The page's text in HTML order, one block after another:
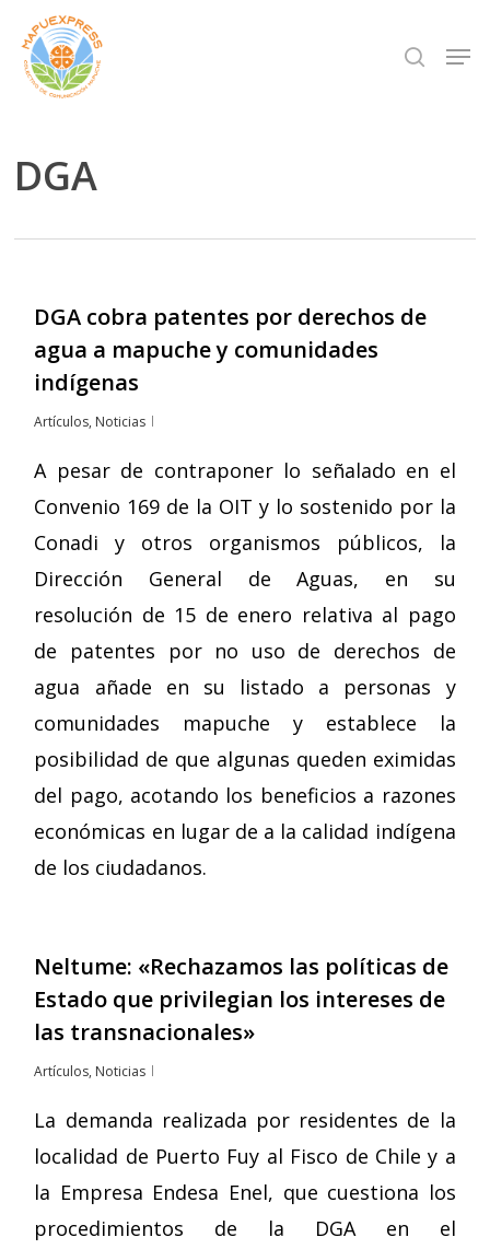
Skip
main
search
DGA
DGA cobra patentes por derechos de
agua a mapuche y comunidades
indígenas
Artículos, Noticias
A pesar de contraponer lo señalado en el
Convenio 169 de la OIT y lo sostenido por la
Conadi y otros organismos públicos, la
Dirección General de Aguas, en su
resolución de 15 de enero relativa al pago
de patentes por no uso de derechos de
agua añade en su listado a personas y
comunidades mapuche y establece la
posibilidad de que algunas queden eximidas
del pago, acotando los beneficios a razones
económicas en lugar de a la calidad indígena
de los ciudadanos.
Neltume: «Rechazamos las políticas de
Estado que privilegian los intereses de
las transnacionales»
Artículos, Noticias
La demanda realizada por residentes de la
localidad de Puerto Fuy al Fisco de Chile y a
la Empresa Endesa Enel, que cuestiona los
procedimientos de la DGA en el
Close